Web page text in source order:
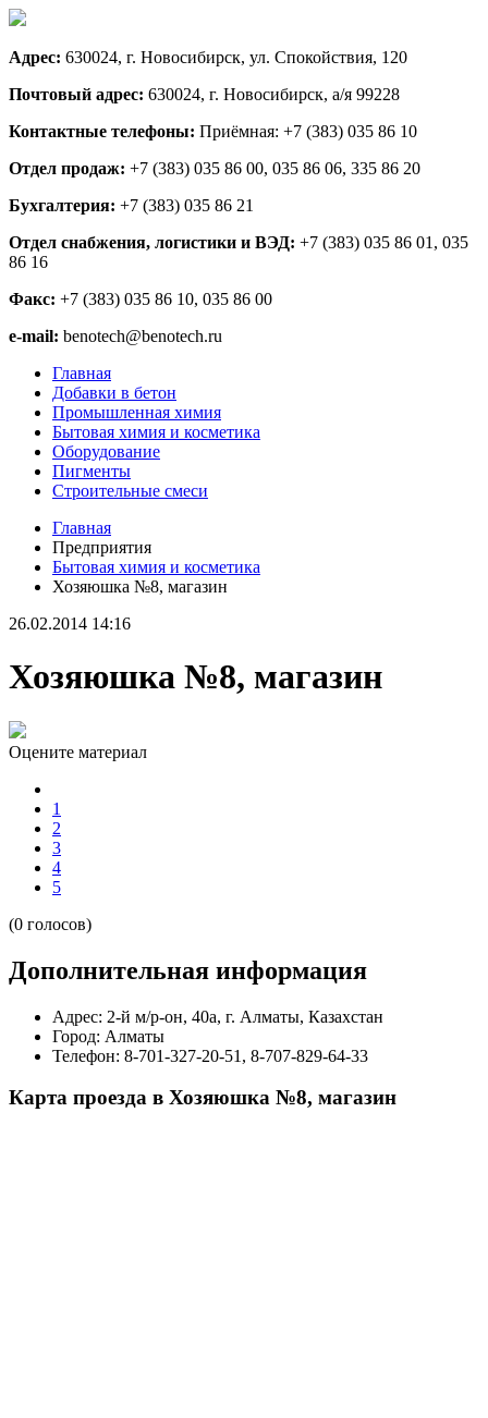
Адрес: 630024, г. Новосибирск, ул. Спокойствия, 120
Почтовый адрес: 630024, г. Новосибирск, а/я 99228
Контактные телефоны: Приёмная: +7 (383) 035 86 10
Отдел продаж: +7 (383) 035 86 00, 035 86 06, 335 86 20
Бухгалтерия: +7 (383) 035 86 21
Отдел снабжения, логистики и ВЭД: +7 (383) 035 86 01, 035
86 16
Факс: +7 (383) 035 86 10, 035 86 00
e-mail: benotech@benotech.ru
Главная
Добавки в бетон
Промышленная химия
Бытовая химия и косметика
Оборудование
Пигменты
Строительные смеси
Главная
Предприятия
Бытовая химия и косметика
Хозяюшка №8, магазин
26.02.2014 14:16
Хозяюшка №8, магазин
Оцените материал
1
2
3
4
5
(0 голосов)
Дополнительная информация
Адрес: 2-й м/р-он, 40а, г. Алматы, Казахстан
Город: Алматы
Телефон: 8-701-327-20-51, 8-707-829-64-33
Карта проезда в Хозяюшка №8, магазин